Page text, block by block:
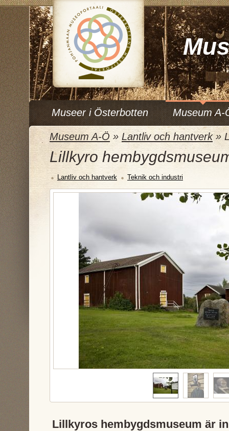
Museer i Österbotten Museum A-
Museum A-Ö » Lantliv och hantverk»
Lillkyro
Lantliv och hantverk Teknik och industri
Lillkyros hembygdsmuseum är